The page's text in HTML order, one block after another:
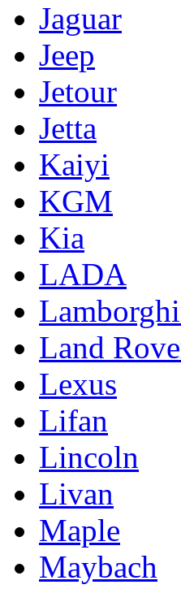
Jaguar
Jeep
Jetour
Jetta
Kaiyi
KGM
Kia
LADA
Land
Lexus
Lifan
Lincoln
Livan
Maple
Maybach